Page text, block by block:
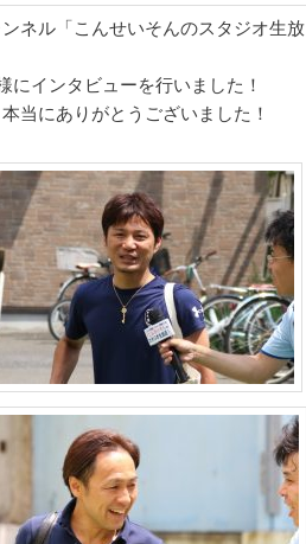
ネル「こんせいそんのスタジオ生放
インタビューを行いました！
当にありがとうございました！